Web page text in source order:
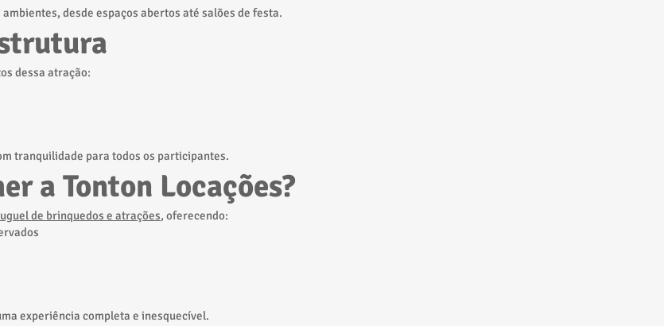
desde espaços abertos até salões de festa.
dessa atração:
tranquilidade para todos os participantes.
a Tonton Locações?
de brinquedos e atrações, oferecendo:
experiência completa e inesquecível.